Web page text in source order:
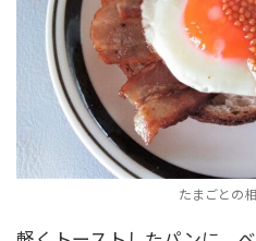
たまごとの